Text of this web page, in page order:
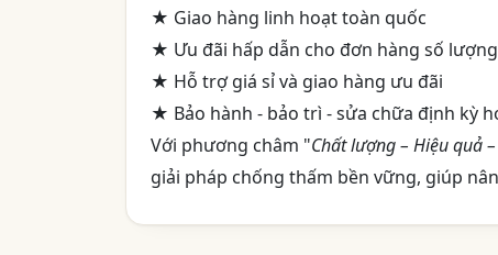
★ Giao hàng linh hoạt toàn quốc
★ Ưu đãi hấp dẫn cho đơn hàng số
★ Hỗ trợ giá sỉ và giao hàng ưu đãi
★ Bảo hành - bảo trì - sửa chữa định kỳ
Với phương châm "Chất lượng – Hiệu quả
giải pháp chống thấm bền vững, giúp